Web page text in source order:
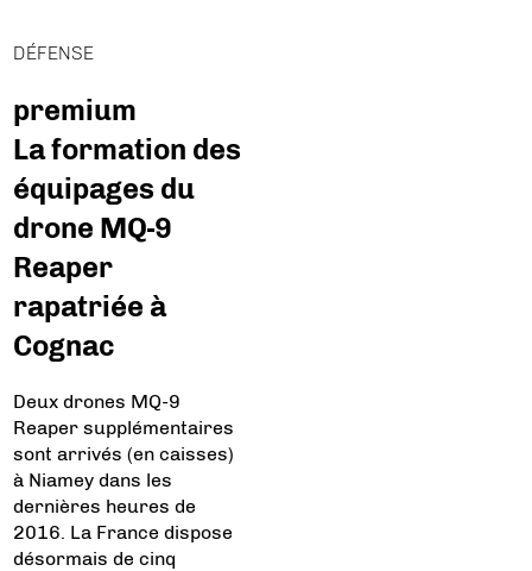
DÉFENSE
premium
La formation des
équipages du
drone MQ-9
Reaper
rapatriée à
Cognac
Deux drones MQ-9
Reaper supplémentaires
sont arrivés (en caisses)
à Niamey dans les
dernières heures de
2016. La France dispose
désormais de cinq